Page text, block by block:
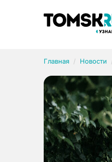
Главная Новости
Рубрики